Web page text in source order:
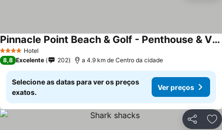
4 EstrelasHotel
Pinnacle Point Beach & Golf - Penthouse & Villa
Ver preços
8,8 Excelente 202 a 4.9 km de Centro da cidade
Selecione as datas para ver os preços
exatos.
Ver preços
Partilhar